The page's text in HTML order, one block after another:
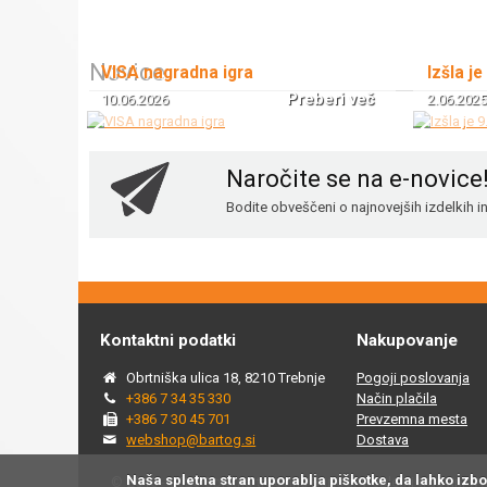
Novice
VISA nagradna igra
10.06.2026 Preberi več
Izšla
2.06.2025
Naročite se na e-novice!
Bodite obveščeni o najnovejših izdelkih
Kontaktni podatki
Obrtniška ulica 18, 8210 Trebnje
+386 7 34 35 330
+386 7 30 45 701
webshop@bartog.si
Nakupovanje
Pogoji poslovanja
Način plačila
Prevzemna mesta
Dostava
© 2015 - 2025 Spletna trgovina Bartog, v spletni trgovini
Naša spletna stran uporablja piškotke, da lahko